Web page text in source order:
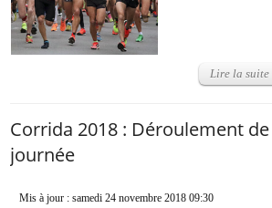
Lire la suite
Corrida 2018 : Déroulement
journée
Mis à jour : samedi 24 novembre 2018 09:30